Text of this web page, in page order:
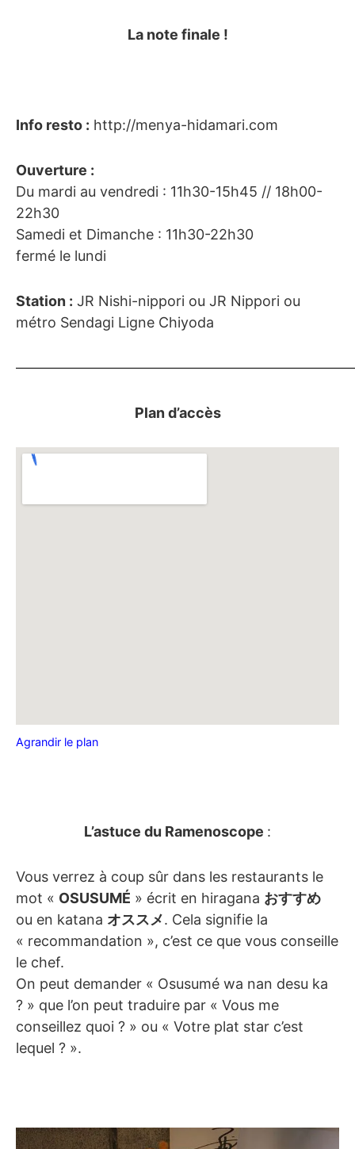
La note finale !
Info resto : http://menya-hidamari.com
Ouverture :
Du mardi au vendredi : 11h30-15h45 // 18h00-
22h30
Samedi et Dimanche : 11h30-22h30
fermé le lundi
Station : JR Nishi-nippori ou JR Nippori ou
métro Sendagi Ligne Chiyoda
Plan d’accès
Agrandir le plan
L’astuce du Ramenoscope :
Vous verrez à coup sûr dans les restaurants le
mot « OSUSUMÉ » écrit en hiragana おすすめ
ou en katana オススメ. Cela signifie la
« recommandation », c’est ce que vous conseille
le chef.
On peut demander « Osusumé wa nan desu ka
? » que l’on peut traduire par « Vous me
conseillez quoi ? » ou « Votre plat star c’est
lequel ? ».